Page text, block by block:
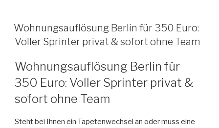
VERÖFFENTLICHT
AM
Wohnungsauflösung Berlin für 350 Euro:
Voller Sprinter privat & sofort ohne Team
Wohnungsauflösung Berlin für
350 Euro: Voller Sprinter privat &
sofort ohne Team
Steht bei Ihnen ein Tapetenwechsel an oder muss eine